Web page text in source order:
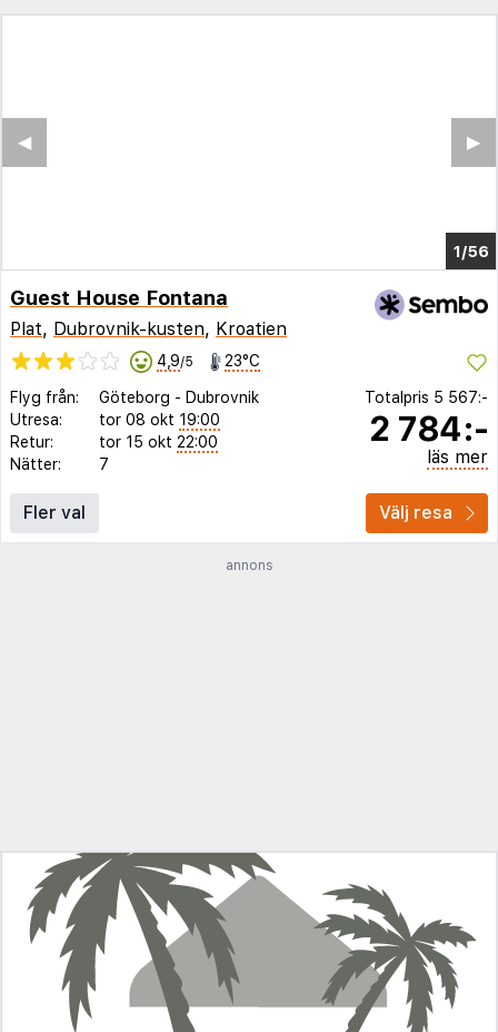
1/52
▶︎
◀︎
Guest House Fontana
Plat, Dubrovnik-kusten, Kroatien
4,9/5 23°C
Flyg från: Göteborg - Dubrovnik
Utresa:
tor 08 okt 19:00
Retur:
tor 15 okt 22:00
Nätter:
7
Totalpris 5 567:-
2 784:-
läs mer
Fler val Välj resa
annons